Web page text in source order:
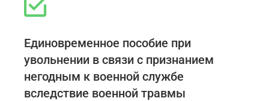
Единовременное пособие при
увольнении в связи с признанием
негодным к военной службе
вследствие военной травмы